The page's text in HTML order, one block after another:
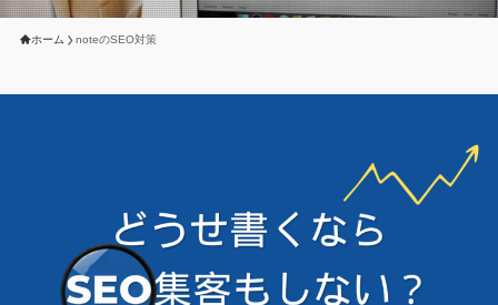
ホーム noteのSEO対策